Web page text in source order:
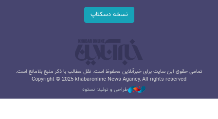
نسخه دسکتاپ
تمامی حقوق این سایت برای خبرآنلاین محفوظ است. نقل مطالب با ذکر منبع بلامانع است.
Copyright © 2025 khabaronline News Agancy, All rights reserved
طراحی و تولید: نستوه